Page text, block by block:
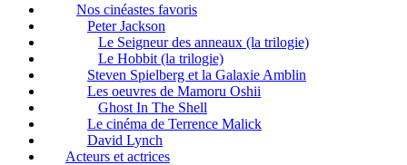
Nos cinéastes favoris
Peter Jackson
Le Seigneur des anneaux (la trilogie)
Le Hobbit (la trilogie)
Steven Spielberg et la Galaxie Amblin
Les oeuvres de Mamoru Oshii
Ghost In The Shell
Le cinéma de Terrence Malick
David Lynch
Acteurs et actrices